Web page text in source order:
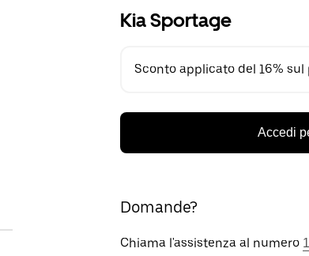
Kia Sportage
Sconto applicato del 16%
Accedi
Domande?
Chiama l'assistenza al numero